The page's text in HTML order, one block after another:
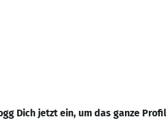
Dich jetzt ein, um das ganze